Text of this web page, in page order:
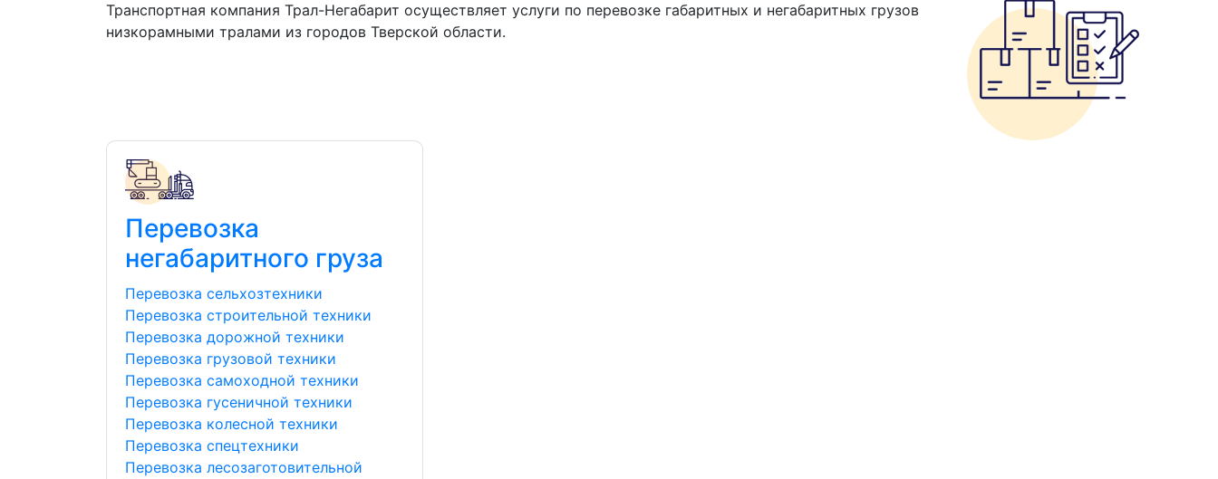
Транспортная компания Трал-Негабарит осуществляет услуги по перевозке габаритных и негабаритных грузов
низкорамными тралами из городов Тверской области.
Перевозка
негабаритного груза
Перевозка сельхозтехники
Перевозка строительной техники
Перевозка дорожной техники
Перевозка грузовой техники
Перевозка самоходной техники
Перевозка гусеничной техники
Перевозка колесной техники
Перевозка спецтехники
Перевозка лесозаготовительной